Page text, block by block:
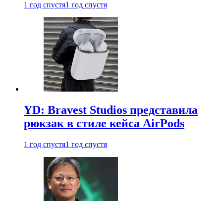
1 год спустя1 год спустя
YD: Bravest Studios представила
рюкзак в стиле кейса AirPods
1 год спустя1 год спустя